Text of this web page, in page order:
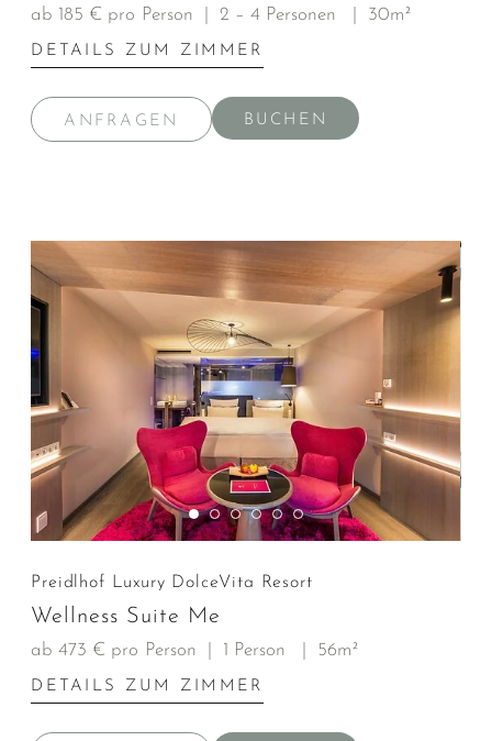
ab 185 € pro Person 2 – 4 Personen 30m²
DETAILS ZUM ZIMMER
ANFRAGEN BUCHEN
Preidlhof Luxury DolceVita Resort
Wellness Suite Me
ab 473 € pro Person 1 Person 56m²
DETAILS ZUM ZIMMER